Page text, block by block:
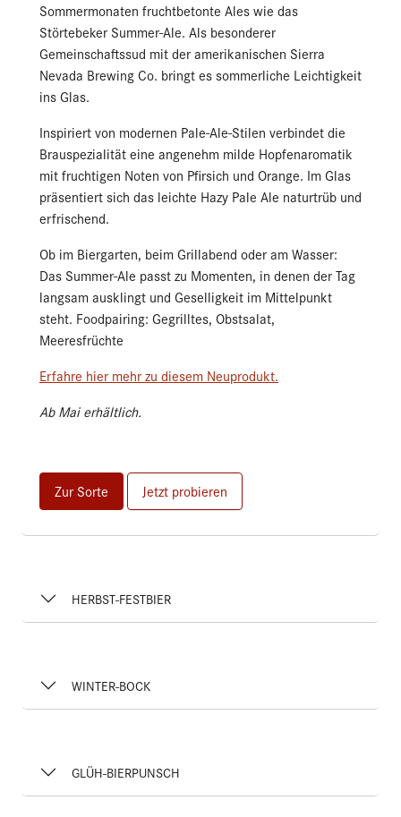
Sommermonaten fruchtbetonte Ales wie das
Störtebeker Summer-Ale. Als besonderer
Gemeinschaftssud mit der amerikanischen Sierra
Nevada Brewing Co. bringt es sommerliche Leichtigkeit
ins Glas.
Inspiriert von modernen Pale-Ale-Stilen verbindet die
Brauspezialität eine angenehm milde Hopfenaromatik
mit fruchtigen Noten von Pfirsich und Orange. Im Glas
präsentiert sich das leichte Hazy Pale Ale naturtrüb und
erfrischend.
Ob im Biergarten, beim Grillabend oder am Wasser:
Das Summer-Ale passt zu Momenten, in denen der Tag
langsam ausklingt und Geselligkeit im Mittelpunkt
steht. Foodpairing: Gegrilltes, Obstsalat,
Meeresfrüchte
Erfahre hier mehr zu diesem Neuprodukt.
Ab Mai erhältlich.
Zur Sorte Jetzt probieren
HERBST-FESTBIER
WINTER-BOCK
GLÜH-BIERPUNSCH